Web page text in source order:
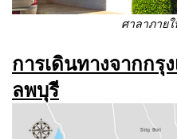
ศาลาภาย
การเดินทางจากกรุ
ลพบุรี